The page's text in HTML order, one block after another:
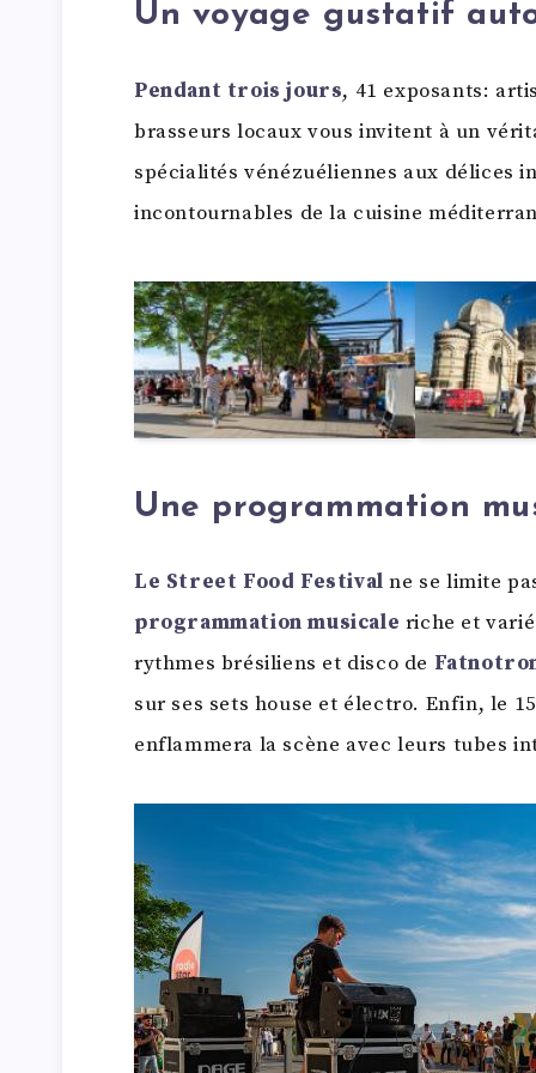
Un voyage gustatif
Pendant trois jours, 41 exposants:
brasseurs locaux vous invitent à un
spécialités vénézuéliennes aux délices
incontournables de la cuisine
Une programmation
Le Street Food Festival ne se limite
programmation musicale riche et
rythmes brésiliens et disco de
sur ses sets house et électro. Enfin, le
enflammera la scène avec leurs tubes